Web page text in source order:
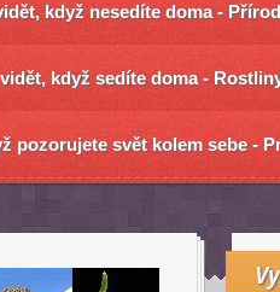
když nesedíte doma -
když sedíte doma -
pozorujete svět kolem sebe -